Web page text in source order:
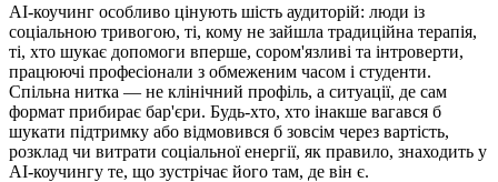
AI-коучинг особливо цінують шість аудиторій: люди із
соціальною тривогою, ті, кому не зайшла традиційна терапія,
ті, хто шукає допомоги вперше, сором'язливі та інтроверти,
працюючі професіонали з обмеженим часом і студенти.
Спільна нитка — не клінічний профіль, а ситуації, де сам
формат прибирає бар'єри. Будь-хто, хто інакше вагався б
шукати підтримку або відмовився б зовсім через вартість,
розклад чи витрати соціальної енергії, як правило, знаходить у
AI-коучингу те, що зустрічає його там, де він є.